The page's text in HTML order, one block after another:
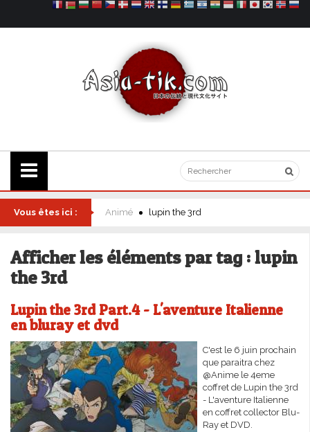
Vous êtes ici : Animé lupin the 3rd
Afficher les éléments par tag : lupin
the 3rd
Lupin the 3rd Part.4 - L'aventure Italienne
en bluray et dvd
C'est le 6 juin prochain
que paraitra chez
@Anime le 4eme
coffret de Lupin the 3rd
- L'aventure Italienne
en coffret collector Blu-
Ray et DVD.